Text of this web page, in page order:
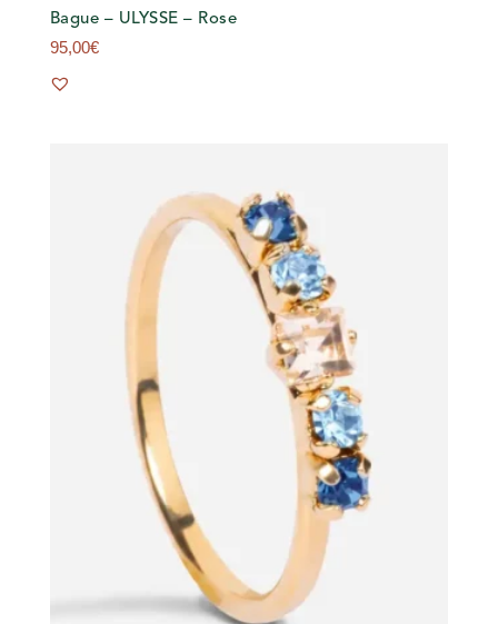
Bague – ULYSSE – Rose
95,00€